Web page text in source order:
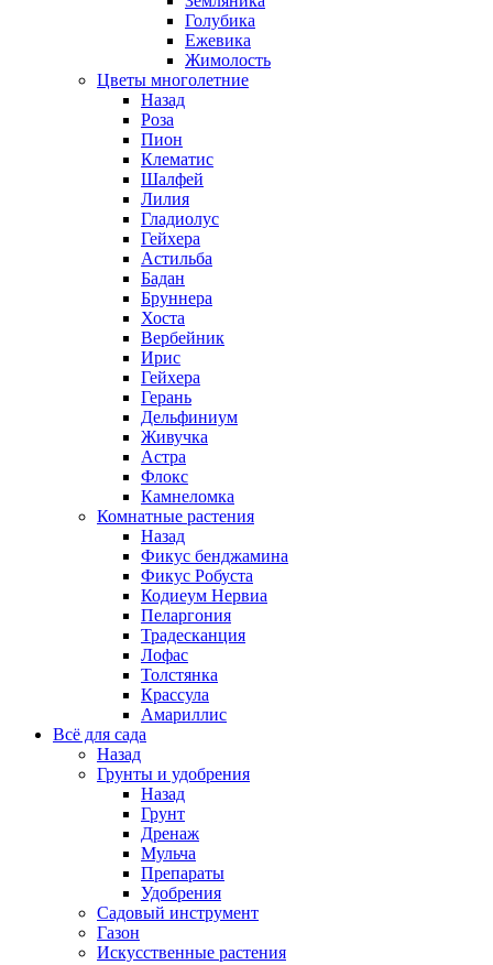
Голубика
Ежевика
Жимолость
Цветы многолетние
Назад
Роза
Пион
Клематис
Шалфей
Лилия
Гладиолус
Гейхера
Астильба
Бадан
Бруннера
Хоста
Вербейник
Ирис
Гейхера
Герань
Дельфиниум
Живучка
Астра
Флокс
Камнеломка
Комнатные растения
Назад
Фикус бенджамина
Фикус Робуста
Кодиеум Нервиа
Пеларгония
Традесканция
Лофас
Толстянка
Крассула
Амариллис
Всё для сада
Назад
Грунты и удобрения
Назад
Грунт
Дренаж
Мульча
Препараты
Удобрения
Садовый инструмент
Газон
Искусственные растения